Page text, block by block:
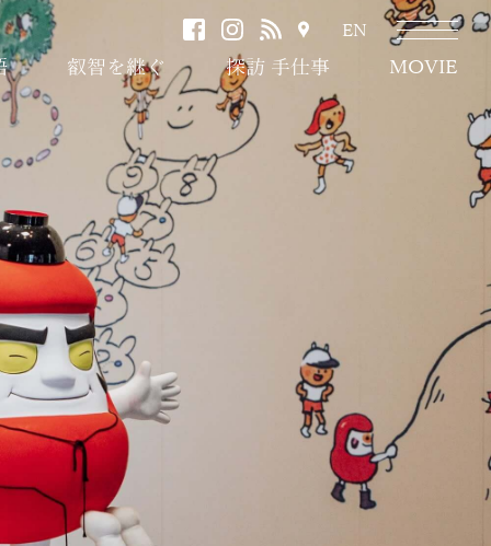
facebookinstagram
RSS
ク
ス
EN
叡智を継ぐ 探訪 手仕事 MOVIE